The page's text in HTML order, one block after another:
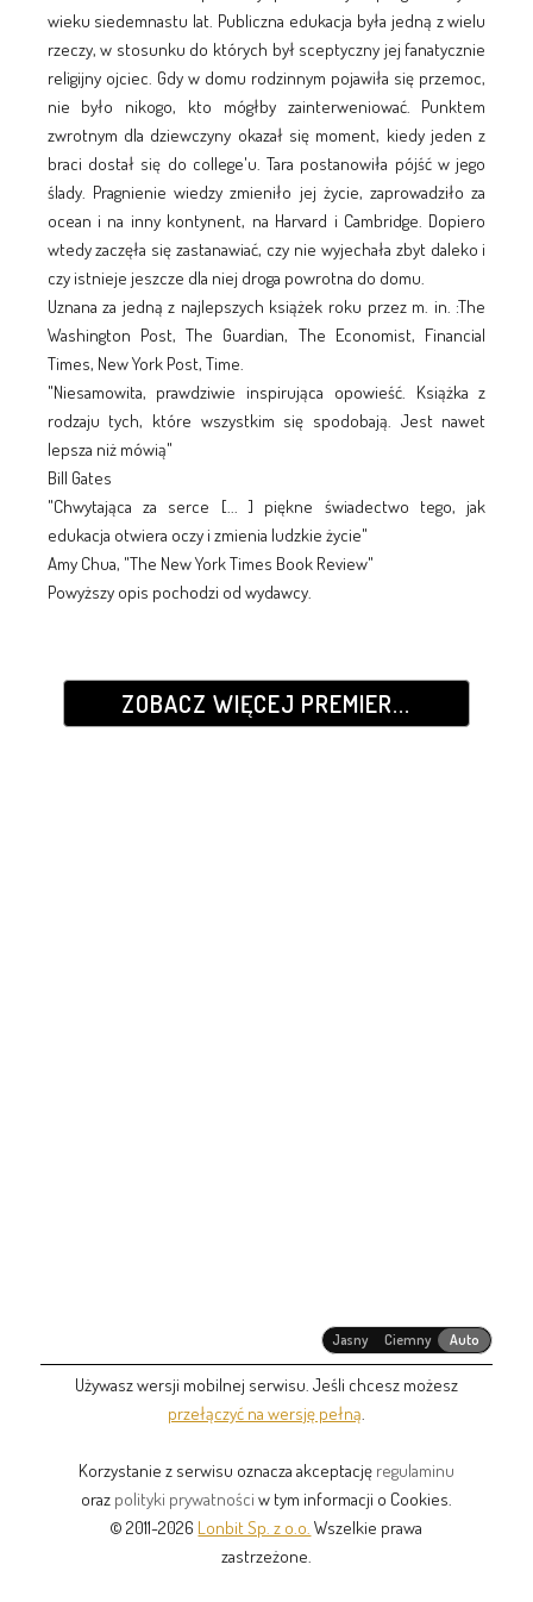
wieku siedemnastu lat. Publiczna edukacja była jedną z wielu
rzeczy, w stosunku do których był sceptyczny jej fanatycznie
religijny ojciec. Gdy w domu rodzinnym pojawiła się przemoc,
nie było nikogo, kto mógłby zainterweniować. Punktem
zwrotnym dla dziewczyny okazał się moment, kiedy jeden z
braci dostał się do college'u. Tara postanowiła pójść w jego
ślady. Pragnienie wiedzy zmieniło jej życie, zaprowadziło za
ocean i na inny kontynent, na Harvard i Cambridge. Dopiero
wtedy zaczęła się zastanawiać, czy nie wyjechała zbyt daleko i
czy istnieje jeszcze dla niej droga powrotna do domu.
Uznana za jedną z najlepszych książek roku przez m. in. :The
Washington Post, The Guardian, The Economist, Financial
Times, New York Post, Time.
"Niesamowita, prawdziwie inspirująca opowieść. Książka z
rodzaju tych, które wszystkim się spodobają. Jest nawet
lepsza niż mówią"
Bill Gates
"Chwytająca za serce [... ] piękne świadectwo tego, jak
edukacja otwiera oczy i zmienia ludzkie życie"
Amy Chua, "The New York Times Book Review"
Powyższy opis pochodzi od wydawcy.
ZOBACZ WIĘCEJ PREMIER...
Jasny Ciemny Auto
Używasz wersji mobilnej serwisu. Jeśli chcesz możesz
przełączyć na wersję pełną
Korzystanie z serwisu oznacza akceptację regulaminu
oraz polityki prywatności w tym informacji o Cookies.
© 2011-2026 Lonbit Sp. z o.o. Wszelkie prawa
zastrzeżone.